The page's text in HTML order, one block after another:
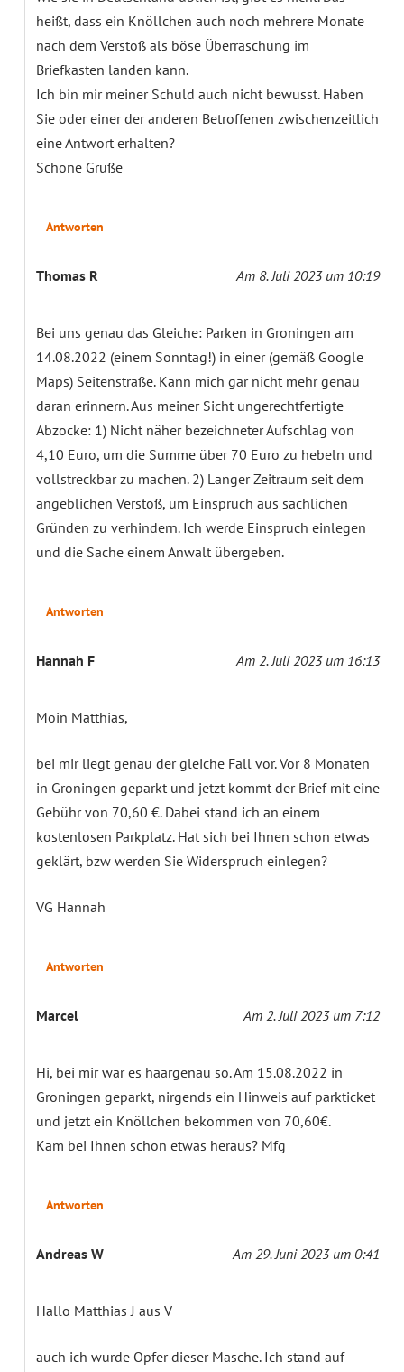
heißt, dass ein Knöllchen auch noch mehrere Monate
nach dem Verstoß als böse Überraschung im
Briefkasten landen kann.
Ich bin mir meiner Schuld auch nicht bewusst. Haben
Sie oder einer der anderen Betroffenen zwischenzeitlich
eine Antwort erhalten?
Schöne Grüße
Antworten
Thomas R Am 8. Juli 2023 um 10:19
Bei uns genau das Gleiche: Parken in Groningen am
14.08.2022 (einem Sonntag!) in einer (gemäß Google
Maps) Seitenstraße. Kann mich gar nicht mehr genau
daran erinnern. Aus meiner Sicht ungerechtfertigte
Abzocke: 1) Nicht näher bezeichneter Aufschlag von
4,10 Euro, um die Summe über 70 Euro zu hebeln und
vollstreckbar zu machen. 2) Langer Zeitraum seit dem
angeblichen Verstoß, um Einspruch aus sachlichen
Gründen zu verhindern. Ich werde Einspruch einlegen
und die Sache einem Anwalt übergeben.
Antworten
Hannah F Am 2. Juli 2023 um 16:13
Moin Matthias,
bei mir liegt genau der gleiche Fall vor. Vor 8 Monaten
in Groningen geparkt und jetzt kommt der Brief mit eine
Gebühr von 70,60 €. Dabei stand ich an einem
kostenlosen Parkplatz. Hat sich bei Ihnen schon etwas
geklärt, bzw werden Sie Widerspruch einlegen?
VG Hannah
Antworten
Marcel Am 2. Juli 2023 um 7:12
Hi, bei mir war es haargenau so. Am 15.08.2022 in
Groningen geparkt, nirgends ein Hinweis auf parkticket
und jetzt ein Knöllchen bekommen von 70,60€.
Kam bei Ihnen schon etwas heraus? Mfg
Antworten
Andreas W Am 29. Juni 2023 um 0:41
Hallo Matthias J aus V
auch ich wurde Opfer dieser Masche. Ich stand auf